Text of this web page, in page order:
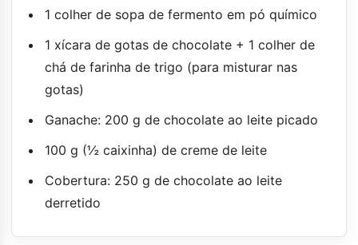
1 colher de sopa de fermento em pó químico
1 xícara de gotas de chocolate + 1 colher de
chá de farinha de trigo (para misturar nas
gotas)
Ganache: 200 g de chocolate ao leite picado
100 g (½ caixinha) de creme de leite
Cobertura: 250 g de chocolate ao leite
derretido